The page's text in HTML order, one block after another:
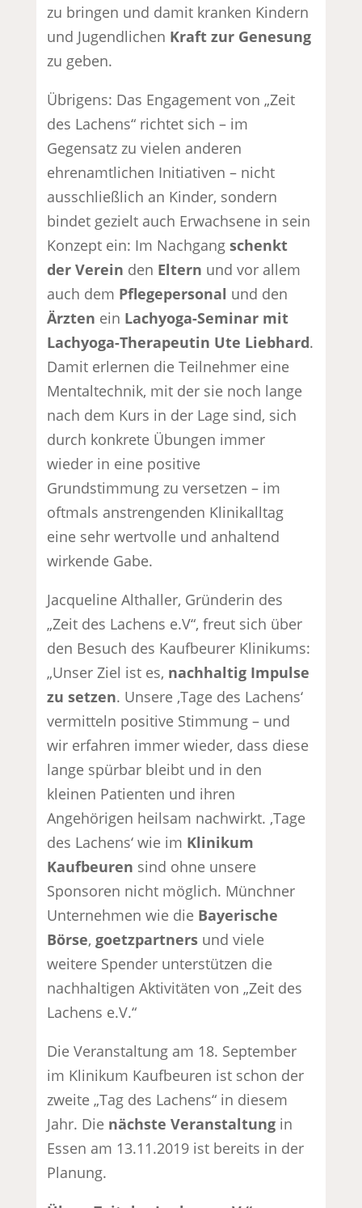
zu bringen und damit kranken Kindern
und Jugendlichen Kraft zur Genesung
zu geben.
Übrigens: Das Engagement von „Zeit
des Lachens“ richtet sich – im
Gegensatz zu vielen anderen
ehrenamtlichen Initiativen – nicht
ausschließlich an Kinder, sondern
bindet gezielt auch Erwachsene in sein
Konzept ein: Im Nachgangschenkt
der Verein den Eltern und vor allem
auch dem Pflegepersonal und den
Ärzten ein Lachyoga-Seminar mit
Lachyoga-Therapeutin Ute Liebhard.
Damit erlernen die Teilnehmer eine
Mentaltechnik, mit der sie noch lange
nach dem Kurs in der Lage sind, sich
durch konkrete Übungen immer
wieder in eine positive
Grundstimmung zu versetzen – im
oftmals anstrengenden Klinikalltag
eine sehr wertvolle und anhaltend
wirkende Gabe.
Jacqueline Althaller, Gründerin des
„Zeit des Lachens e.V“, freut sich über
den Besuch des Kaufbeurer Klinikums:
„Unser Ziel ist es, nachhaltig Impulse
zu setzen. Unsere ‚Tage des Lachens‘
vermitteln positive Stimmung – und
wir erfahren immer wieder, dass diese
lange spürbar bleibt und in den
kleinen Patienten und ihren
Angehörigen heilsam nachwirkt. ‚Tage
des Lachens‘ wie im Klinikum
Kaufbeuren sind ohne unsere
Sponsoren nicht möglich. Münchner
Unternehmen wie die Bayerische
Börse,goetzpartners und viele
weitere Spender unterstützen die
nachhaltigen Aktivitäten von „Zeit des
Lachens e.V.“
Die Veranstaltung am 18. September
im Klinikum Kaufbeuren ist schon der
zweite „Tag des Lachens“ in diesem
Jahr. Die nächste Veranstaltung in
Essen am 13.11.2019 ist bereits in der
Planung.